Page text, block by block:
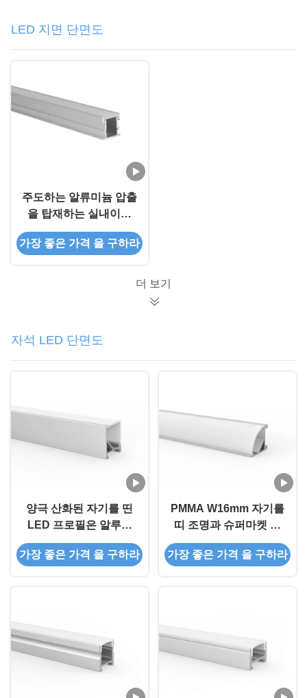
LED 지면 단면도
주도하는 알류미늄 압출
을 탑재하는 실내이고
야외 응용 깊이인 바닥
가장 좋은 가격 을 구하라
더 보기
자석 LED 단면도
양극 산화된 자기를 띤
LED 프로필은 알루미
늄 채널을 이끌었습니다
가장 좋은 가격 을 구하라
PMMA W16mm 자기를
띠 조명과 슈퍼마켓 내
각을 위한 주도하는 알
루니늄 스트립 프로필
가장 좋은 가격 을 구하라